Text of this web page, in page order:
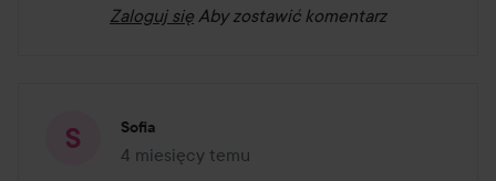
Zaloguj się Aby zostawić komentarz
Sofia
4 miesięcy temu
Post został utworzony 4 miesięcy temu